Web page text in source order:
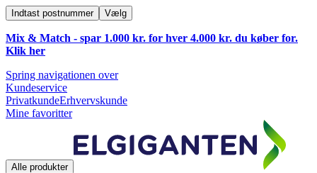
Indtast postnummer Vælg
Mix & Match - spar 1.000 kr. for hver 4.000 kr. du køber for.
Klik her
Spring navigationen over
Kundeservice
PrivatkundeErhvervskunde
Mine favoritter
Alle produkter